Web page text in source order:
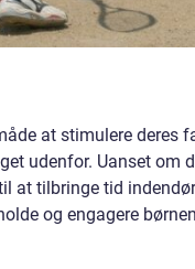
at stimulere deres
udenfor. Uanset om
at tilbringe tid
og engagere